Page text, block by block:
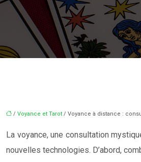
/ Voyance et Tarot / Voyance à distance :
La voyance, une consultation
nouvelles technologies. D’abord,